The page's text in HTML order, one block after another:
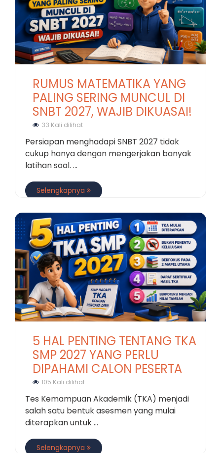
RUMUS MATEMATIKA YANG
PALING SERING MUNCUL DI
SNBT 2027, WAJIB DIKUASAI!
33 Kali dilihat
Persiapan menghadapi SNBT 2027 tidak
cukup hanya dengan mengerjakan banyak
latihan soal. ...
Selengkapnya
5 HAL PENTING TENTANG TKA
SMP 2027 YANG PERLU
DIPAHAMI CALON PESERTA
105 Kali dilihat
Tes Kemampuan Akademik (TKA) menjadi
salah satu bentuk asesmen yang mulai
diterapkan untuk ...
Selengkapnya